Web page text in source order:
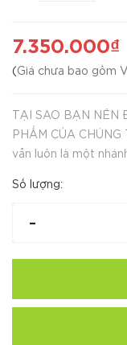
7.350.000₫
( Giá chưa bao gồm
TẠI SAO BẠN NÊN
PHẨM CỦA
vẫn luôn là một
hoặc sấy khô có tác
Số lượng:
-